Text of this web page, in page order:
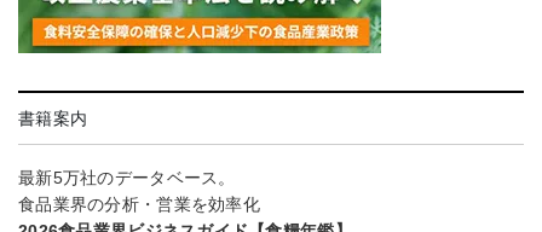
書籍案内
最新5万社のデータベース。
食品業界の分析・営業を効率化